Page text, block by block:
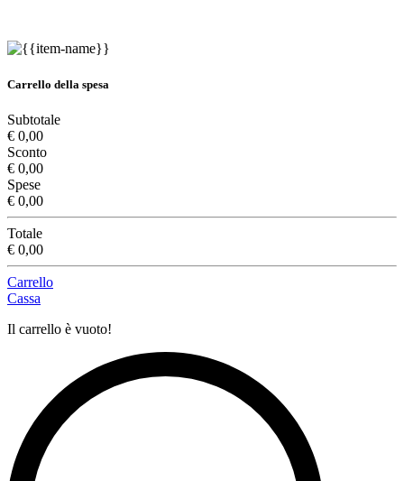
Carrello della spesa
Subtotale
€ 0,00
Sconto
€ 0,00
Spese
€ 0,00
Totale
€ 0,00
Carrello
Cassa
Il carrello è vuoto!